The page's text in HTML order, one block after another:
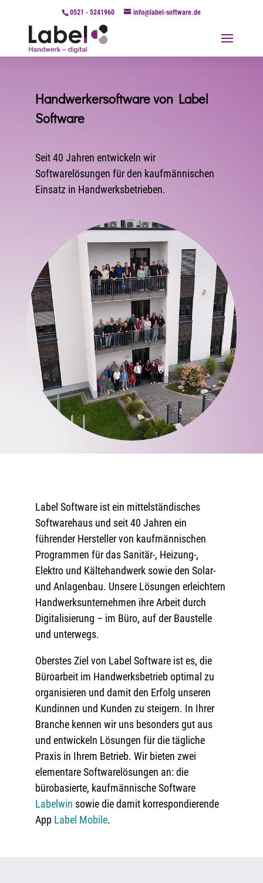
0521 - 5241960 info@label-software.de
Handwerkersoftware von Label
Software
Seit 40 Jahren entwickeln wir
Softwarelösungen für den kaufmännischen
Einsatz in Handwerksbetrieben.
Label Software ist ein mittelständisches
Softwarehaus und seit 40 Jahren ein
führender Hersteller von kaufmännischen
Programmen für das Sanitär-, Heizung-,
Elektro und Kältehandwerk sowie den Solar-
und Anlagenbau. Unsere Lösungen erleichtern
Handwerksunternehmen ihre Arbeit durch
Digitalisierung – im Büro, auf der Baustelle
und unterwegs.
Oberstes Ziel von Label Software ist es, die
Büroarbeit im Handwerksbetrieb optimal zu
organisieren und damit den Erfolg unseren
Kundinnen und Kunden zu steigern. In Ihrer
Branche kennen wir uns besonders gut aus
und entwickeln Lösungen für die tägliche
Praxis in Ihrem Betrieb. Wir bieten zwei
elementare Softwarelösungen an: die
bürobasierte, kaufmännische Software
Labelwin sowie die damit korrespondierende
App Label Mobile.